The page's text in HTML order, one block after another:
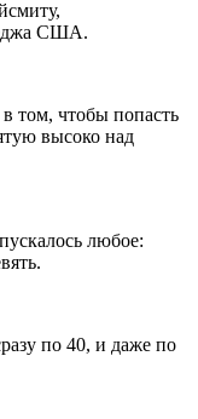
США.
том, чтобы попасть
высоко над
любое:
по 40, и даже по